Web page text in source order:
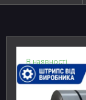
В наявності